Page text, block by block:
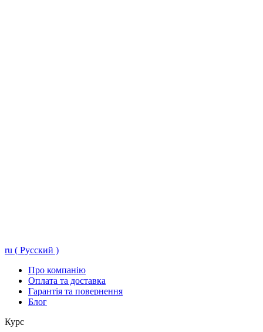
ru ( Русский )
Про компанію
Оплата та доставка
Гарантія та повернення
Блог
Курс